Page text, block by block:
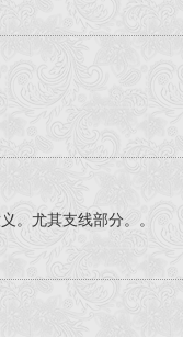
。尤其支线部分。。